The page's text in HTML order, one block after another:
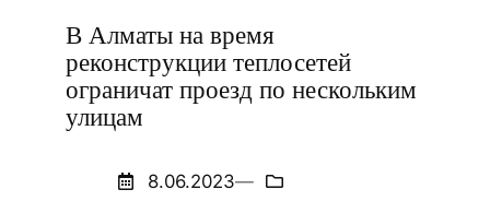
В Алматы на время
реконструкции теплосетей
ограничат проезд по нескольким
улицам
8.06.2023—